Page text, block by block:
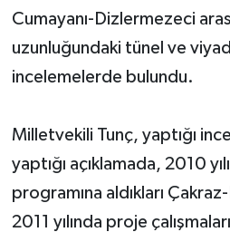
Cumayanı-Dizlermezeci
uzunluğundaki tünel ve
incelemelerde bulundu.
Milletvekili Tunç, yaptığı
yaptığı açıklamada, 2010
programına aldıkları
2011 yılında proje